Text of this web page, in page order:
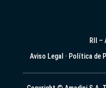
RII –
Aviso Legal · Política de